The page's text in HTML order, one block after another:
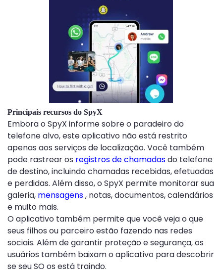
Principais recursos do SpyX
Embora o SpyX informe sobre o paradeiro do
telefone alvo, este aplicativo não está restrito
apenas aos serviços de localização. Você também
pode rastrear os registros de chamadasdo telefone
de destino, incluindo chamadas recebidas, efetuadas
e perdidas. Além disso, o SpyX permite monitorar sua
galeria, mensagens, notas, documentos, calendários
e muito mais.
O aplicativo também permite que você veja o que
seus filhos ou parceiro estão fazendo nas redes
sociais. Além de garantir proteção e segurança, os
usuários também baixam o aplicativo para descobrir
se seu SO os está traindo.